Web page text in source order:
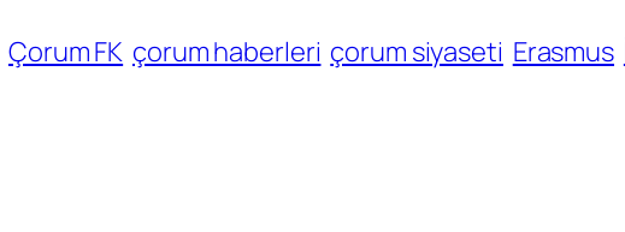
Çorum FK çorum haberleri çorum siyaseti Erasmus